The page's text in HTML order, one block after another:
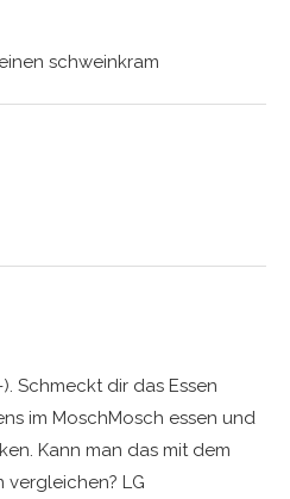
schweinkram
Schmeckt dir das Essen
im MoschMosch essen und
Kann man das mit dem
vergleichen? LG